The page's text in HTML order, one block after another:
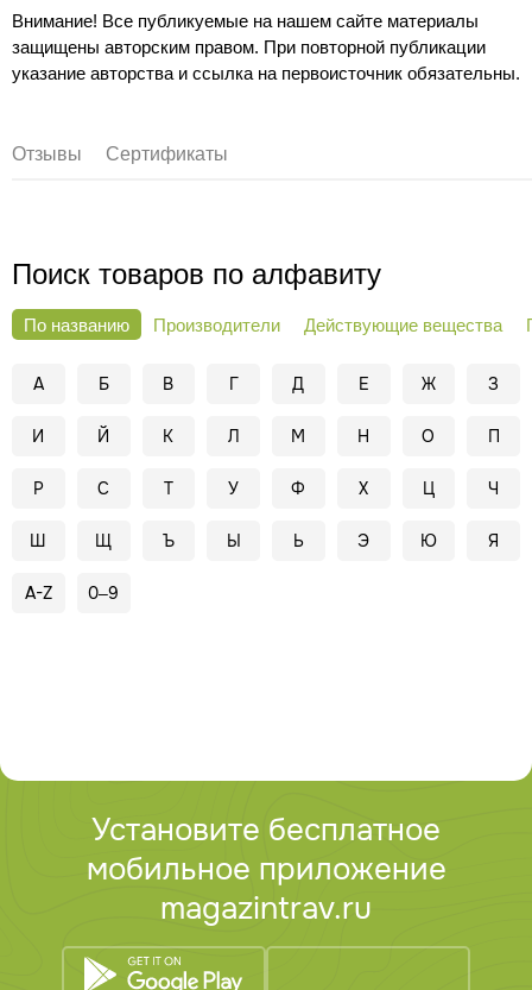
Внимание! Все публикуемые на нашем сайте материалы
защищены авторским правом. При повторной публикации
указание авторства и ссылка на первоисточник обязательны.
Отзывы Сертификаты
Поиск товаров по алфавиту
По названию Производители Действующие вещества
А Б В Г Д Е Ж З
И Й К Л М Н О П
Р С Т У Ф Х Ц Ч
Ш Щ Ъ Ы Ь Э Ю Я
A-Z 0–9
Установите бесплатное
мобильное приложение
magazintrav.ru